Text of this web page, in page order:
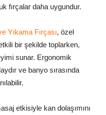
fırçalar daha uygundur.
Yıkama Fırçası, özel
bir şekilde toplarken,
sunar. Ergonomik
ve banyo sırasında
etkisiyle kan dolaşımını